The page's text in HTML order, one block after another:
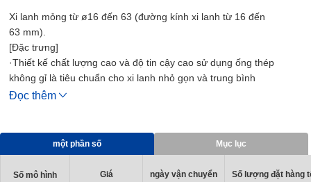
Xi lanh mỏng từ ø16 đến 63 (đường kính xi lanh từ 16 đến
63 mm).
[Đặc trưng]
·Thiết kế chất lượng cao và độ tin cậy cao sử dụng ống thép
không gỉ là tiêu chuẩn cho xi lanh nhỏ gọn và trung bình
· Một loạt các dòng sản phẩm gồm 21 biến thể trong tất cả
·Sử dụng bao bì pít-tông bền
· Công tắc Cảm Biến có thể được trang bị thêm
· Độ chính xác lắp đặt cao và công việc lắp đặt dễ dàng
Đọc thêm
một phần số Mục lục
Số mô hình Giá ngày vận chuyển Số lượng đặt hàng